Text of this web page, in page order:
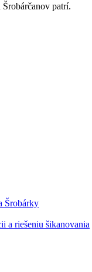
patrí.
Šrobárky
a riešeniu šikanovania